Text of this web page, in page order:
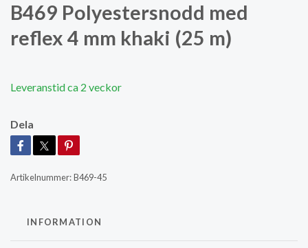
B469 Polyestersnodd med
reflex 4 mm khaki (25 m)
Leveranstid ca 2 veckor
Dela
Artikelnummer:B469-45
INFORMATION